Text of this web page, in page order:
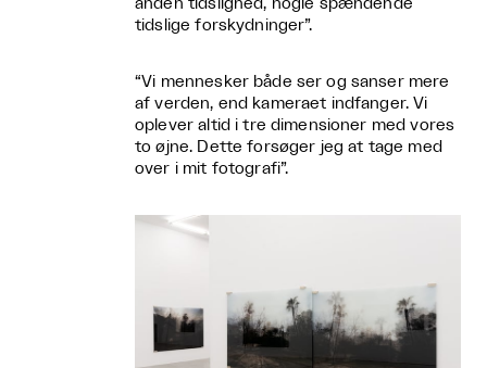
anden tidslighed, nogle spændende
tidslige forskydninger”.
“Vi mennesker både ser og sanser mere
af verden, end kameraet indfanger. Vi
oplever altid i tre dimensioner med vores
to øjne. Dette forsøger jeg at tage med
over i mit fotografi”.